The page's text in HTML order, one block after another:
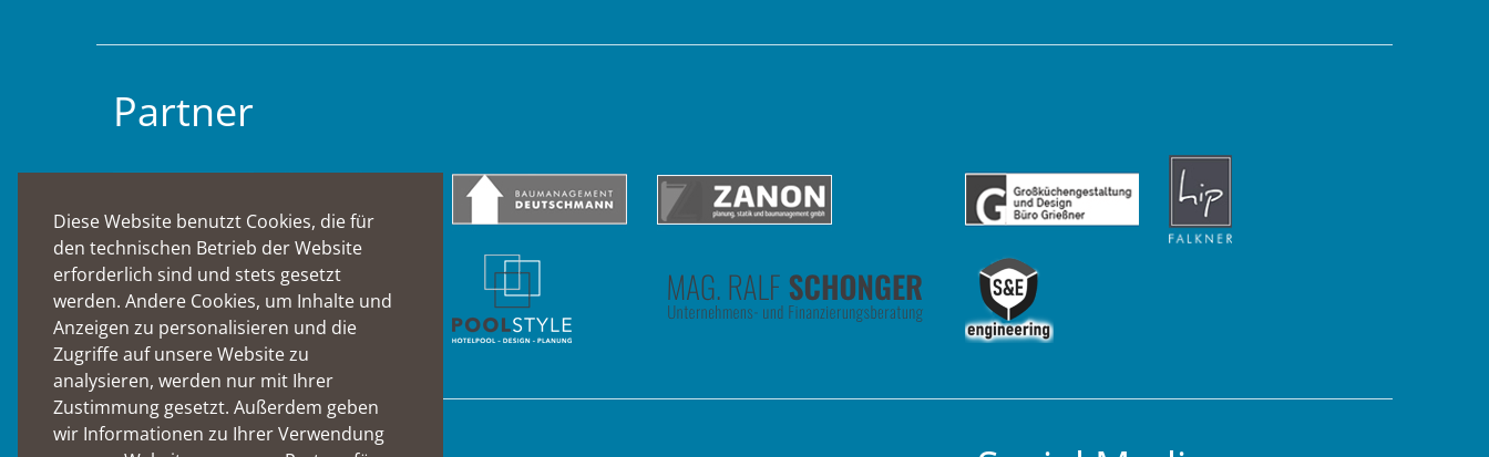
Diese Website benutzt Cookies, die für
den technischen Betrieb der Website
erforderlich sind und stets gesetzt
werden. Andere Cookies, um Inhalte und
Anzeigen zu personalisieren und die
Zugriffe auf unsere Website zu
analysieren, werden nur mit Ihrer
Zustimmung gesetzt. Außerdem geben
wir Informationen zu Ihrer Verwendung
Partner